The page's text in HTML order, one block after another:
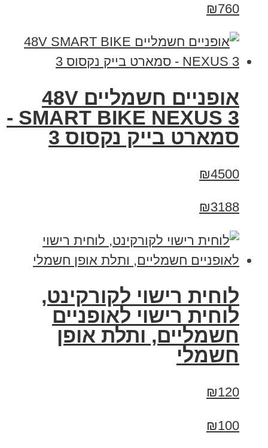
₪760
אופניים חשמליים 48V
SMART BIKE NEXUS 3 -
סמארט בייק נקסוס 3
₪4500
₪3188
לוחית רישוי לקורקינט,
לוחית רישוי לאופניים
חשמליים, ותלת אופן
חשמלי
₪120
₪100